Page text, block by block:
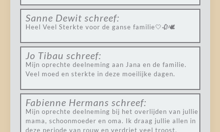
Sanne Dewit schreef:
Heel Veel Sterkte voor de ganse familie🤍🥀🕊
Jo Tibau schreef:
Mijn oprechte deelneming aan Jana en de familie.
Veel moed en sterkte in deze moeilijke dagen.
Fabienne Hermans schreef:
Mijn oprechte deelneming bij het overlijden van jullie
mama, schoonmoeder en oma. Ik draag jullie allen in
deze periode van rouw en verdriet veel troost,